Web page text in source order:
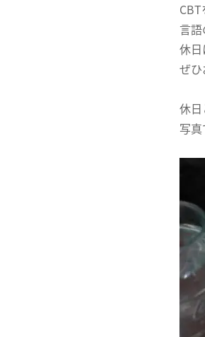
言
休
ぜひ
休日
写